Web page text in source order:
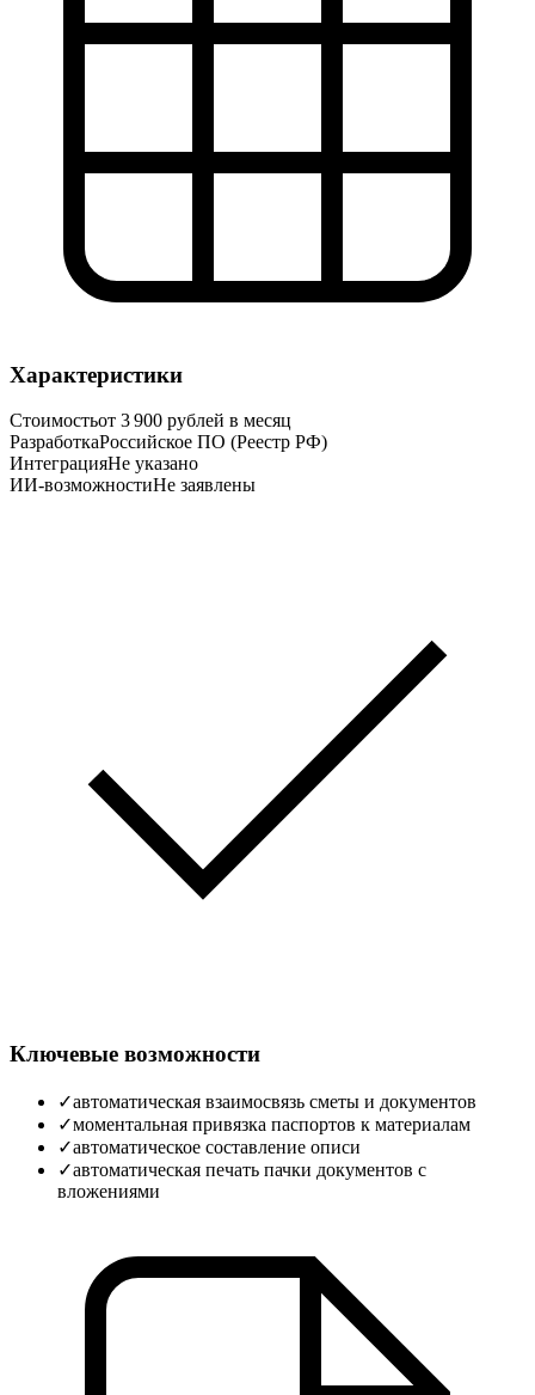
Характеристики
Стоимостьот 3 900 рублей в месяц
РазработкаРоссийское ПО (Реестр РФ)
ИнтеграцияНе указано
ИИ-возможностиНе заявлены
Ключевые возможности
✓автоматическая взаимосвязь сметы и документов
✓моментальная привязка паспортов к материалам
✓автоматическое составление описи
✓автоматическая печать пачки документов с
вложениями